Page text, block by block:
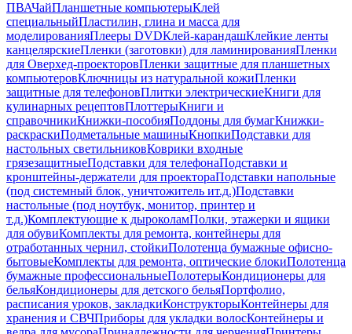
ПВАЧайПланшетные компьютерыКлей
специальныйПластилин, глина и масса для
моделированияПлееры DVDКлей-карандашКлейкие ленты
канцелярскиеПленки (заготовки) для ламинированияПленки
для Оверхед-проекторовПленки защитные для планшетных
компьютеровКлючницы из натуральной кожиПленки
защитные для телефоновПлитки электрическиеКниги для
кулинарных рецептовПлоттерыКниги и
справочникиКнижки-пособияПоддоны для бумагКнижки-
раскраскиПодметальные машиныКнопкиПодставки для
настольных светильниковКоврики входные
грязезащитныеПодставки для телефонаПодставки и
кронштейны-держатели для проектораПодставки напольные
(под системный блок, уничтожитель ит.д.)Подставки
настольные (под ноутбук, монитор, принтер и
т.д.)Комплектующие к дыроколамПолки, этажерки и ящики
для обувиКомплекты для ремонта, контейнеры для
отработанных чернил, стойкиПолотенца бумажные офисно-
бытовыеКомплекты для ремонта, оптические блокиПолотенца
бумажные профессиональныеПолотерыКондиционеры для
бельяКондиционеры для детского бельяПортфолио,
расписания уроков, закладкиКонструкторыКонтейнеры для
хранения и СВЧПриборы для укладки волосКонтейнеры и